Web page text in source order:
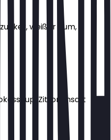
weißer Rum,
Zitronensaft